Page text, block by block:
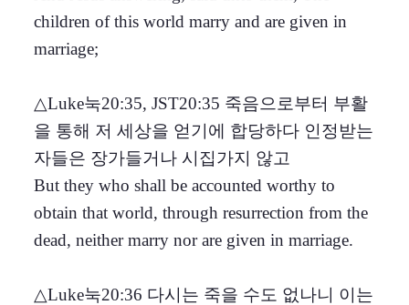
children of this world marry and are given in
marriage;
△Luke눅20:35, JST20:35 죽음으로부터 부활
을 통해 저 세상을 얻기에 합당하다 인정받는
자들은 장가들거나 시집가지 않고
But they who shall be accounted worthy to
obtain that world, through resurrection from the
dead, neither marry nor are given in marriage.
△Luke눅20:36 다시는 죽을 수도 없나니 이는